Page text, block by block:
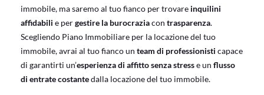
immobile, ma saremo al tuo fianco per trovare inquilini
affidabili e pergestire la burocraziacon trasparenza.
Scegliendo Piano Immobiliare per la locazione del tuo
immobile, avrai al tuo fianco un team di professionisti capace
di garantirti un’esperienza di affitto senza stresse un flusso
di entrate costantedalla locazione del tuo immobile.